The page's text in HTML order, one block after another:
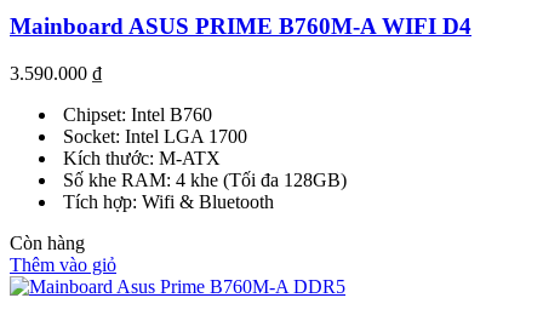
Mainboard ASUS PRIME B760M-A WIFI D4
3.590.000 ₫
Chipset: Intel B760
Socket: Intel LGA 1700
Kích thước: M-ATX
Số khe RAM: 4 khe (Tối đa 128GB)
Tích hợp: Wifi & Bluetooth
Còn hàng
Thêm vào giỏ